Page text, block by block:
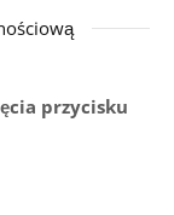
przycisku